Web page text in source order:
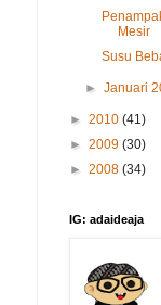
Mesir
Susu
►Januari
► 2010 (41)
► 2009 (30)
► 2008 (34)
IG: adaideaja